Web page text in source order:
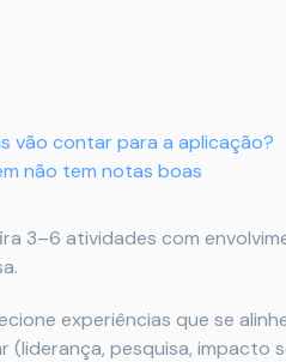
vão contar para a aplicação?
não tem notas boas
3–6 atividades com
experiências que se
pesquisa, impacto